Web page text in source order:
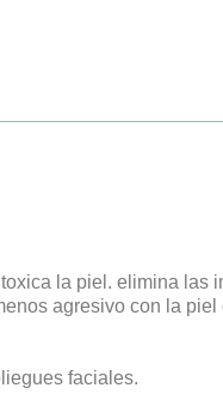
la piel. elimina las
agresivo con la piel
faciales.